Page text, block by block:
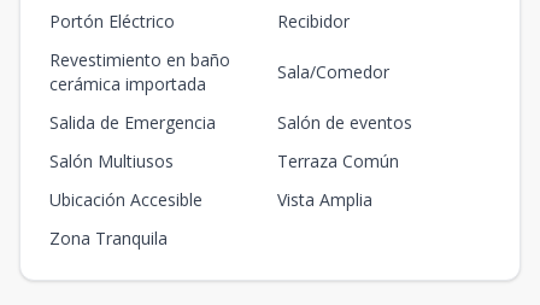
Portón Eléctrico
Recibidor
Revestimiento en baño
cerámica importada
Sala/Comedor
Salida de Emergencia
Salón de eventos
Salón Multiusos
Terraza Común
Ubicación Accesible
Vista Amplia
Zona Tranquila